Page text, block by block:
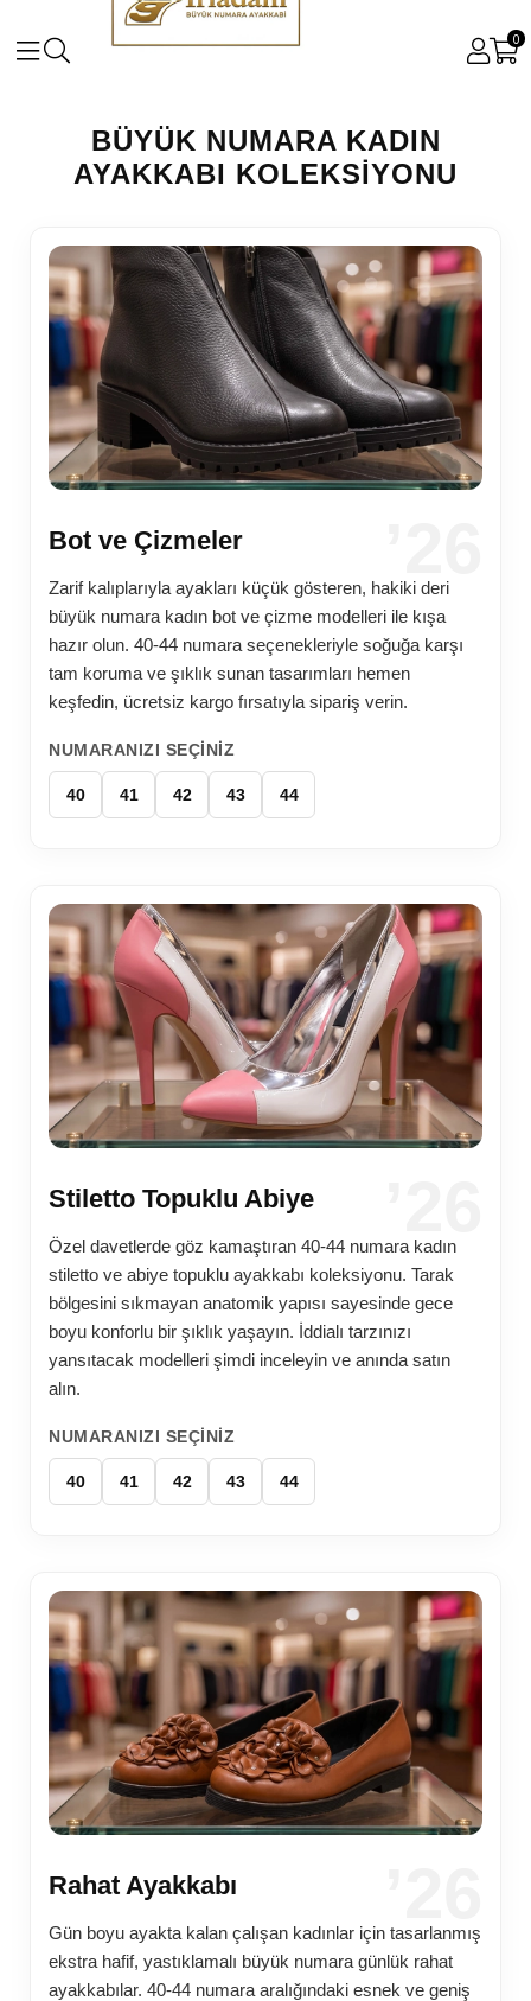
0
BÜYÜK NUMARA KADIN
AYAKKABI KOLEKSIYONU
Bot ve Çizmeler
Zarif kalıplarıyla ayakları küçük gösteren, hakiki deri
büyük numara kadın bot ve çizme modelleri ile kışa
hazır olun. 40-44 numara seçenekleriyle soğuğa karşı
tam koruma ve şıklık sunan tasarımları hemen
keşfedin, ücretsiz kargo fırsatıyla sipariş verin.
NUMARANIZI SEÇINIZ
40 41 42 43 44
Stiletto Topuklu Abiye
Özel davetlerde göz kamaştıran 40-44 numara kadın
stiletto ve abiye topuklu ayakkabı koleksiyonu. Tarak
bölgesini sıkmayan anatomik yapısı sayesinde gece
boyu konforlu bir şıklık yaşayın. İddialı tarzınızı
yansıtacak modelleri şimdi inceleyin ve anında satın
alın.
NUMARANIZI SEÇINIZ
40 41 42 43 44
Rahat Ayakkabı
Gün boyu ayakta kalan çalışan kadınlar için tasarlanmış
ekstra hafif, yastıklamalı büyük numara günlük rahat
ayakkabılar. 40-44 numara aralığındaki esnek ve geniş